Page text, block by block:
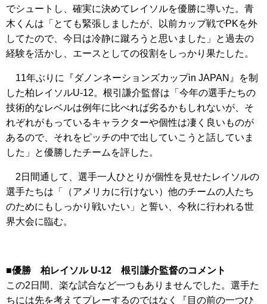
でシュートし、確実に決めてレイソルを優勝に導いた。青
木くんは「とても緊張しましたが、以前カップ戦でPKを外
してたので、今日は冷静に蹴ろうと思いました」と過去の
経験を活かし、エースとしての役割をしっかり果たした。
11年ぶりに『ダノンネーションズカップin JAPAN』を制
した柏レイソルU-12。根引謙介監督は「今年の選手たちの
技術的なレベルは例年に比べれば劣るかもしれないが、そ
れぞれがもっているキャラクターや個性は凄く良いものが
あるので、それをピッチの中で出していこうと話していま
した」と優勝したチームを評した。
2日間通して、選手一人ひとりが個性を見せたレイソルの
選手たちは「（アメリカに行けない）他のチームの人たち
のためにもしっかり戦いたい」と誓い、今秋に行われる世
界大会に臨む。
■優勝 柏レイソル U-12 根引謙介監督のコメント
この2日間、楽な試合など一つもありませんでした。選手た
ちには先を考えてプレーするのではなく『目の前の一つひ